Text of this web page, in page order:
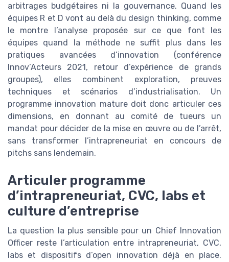
arbitrages budgétaires ni la gouvernance. Quand les
équipes R et D vont au delà du design thinking, comme
le montre l’analyse proposée sur ce que font les
équipes quand la méthode ne suffit plus dans les
pratiques avancées d’innovation (conférence
Innov’Acteurs 2021, retour d’expérience de grands
groupes), elles combinent exploration, preuves
techniques et scénarios d’industrialisation. Un
programme innovation mature doit donc articuler ces
dimensions, en donnant au comité de tueurs un
mandat pour décider de la mise en œuvre ou de l’arrêt,
sans transformer l’intrapreneuriat en concours de
pitchs sans lendemain.
Articuler programme
d’intrapreneuriat, CVC, labs et
culture d’entreprise
La question la plus sensible pour un Chief Innovation
Officer reste l’articulation entre intrapreneuriat, CVC,
labs et dispositifs d’open innovation déjà en place.